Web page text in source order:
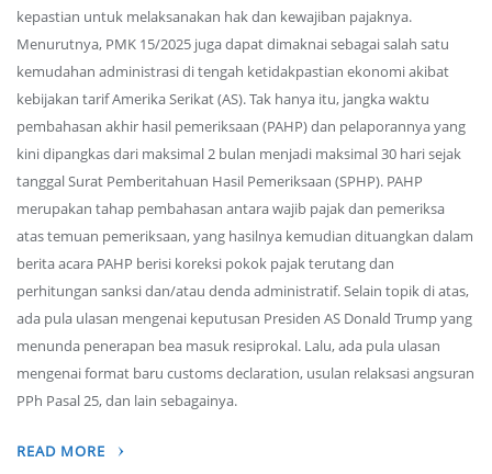
kepastian untuk melaksanakan hak dan kewajiban pajaknya.
Menurutnya, PMK 15/2025 juga dapat dimaknai sebagai salah satu
kemudahan administrasi di tengah ketidakpastian ekonomi akibat
kebijakan tarif Amerika Serikat (AS). Tak hanya itu, jangka waktu
pembahasan akhir hasil pemeriksaan (PAHP) dan pelaporannya yang
kini dipangkas dari maksimal 2 bulan menjadi maksimal 30 hari sejak
tanggal Surat Pemberitahuan Hasil Pemeriksaan (SPHP). PAHP
merupakan tahap pembahasan antara wajib pajak dan pemeriksa
atas temuan pemeriksaan, yang hasilnya kemudian dituangkan dalam
berita acara PAHP berisi koreksi pokok pajak terutang dan
perhitungan sanksi dan/atau denda administratif. Selain topik di atas,
ada pula ulasan mengenai keputusan Presiden AS Donald Trump yang
menunda penerapan bea masuk resiprokal. Lalu, ada pula ulasan
mengenai format baru customs declaration, usulan relaksasi angsuran
PPh Pasal 25, dan lain sebagainya.
READ MORE